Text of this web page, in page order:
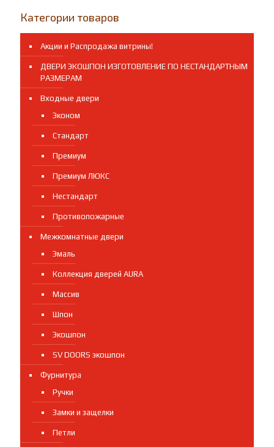
Категории товаров
Акции и Распродажа витрины!
ДВЕРИ ЭКОШПОН ИЗГОТОВЛЕНИЕ ПО НЕСТАНДАРТНЫМ
РАЗМЕРАМ
Входные двери
Эконом
Стандарт
Премиум
Премиум ЛЮКС
Нестандарт
Противопожарные
Межкомнатные двери
Эмаль
Коллекция дверей AURA
Массив
Шпон
Экошпон
SV DOORS экошпон
Фурнитура
Ручки
Замки и защелки
Петли